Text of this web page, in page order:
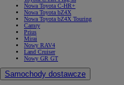
Nowa Toyota C-HR+
Nowa Toyota bZ4X
Nowa Toyota bZ4X Touring
Camry
Prius
Mirai
Nowy RAV4
Land Cruiser
Nowy GR GT
Samochody dostawcze